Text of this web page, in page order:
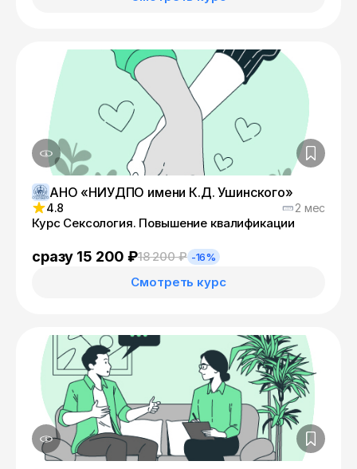
АНО «НИУДПО имени К.Д. Ушинского»
4.8 2 мес
Курс Сексология. Повышение квалификации
сразу 15 200 ₽18 200 ₽ -16%
Смотреть курс